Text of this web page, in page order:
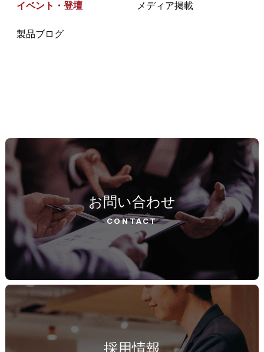
イベント・登壇 メディア掲載
製品ブログ
お問い合わせ
CONTACT
採用情報